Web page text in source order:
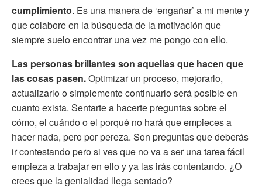
cumplimiento. Es una manera de ‘engañar’ a mi mente y
que colabore en la búsqueda de la motivación que
siempre suelo encontrar una vez me pongo con ello.
Las personas brillantes son aquellas que hacen que
las cosas pasen.Optimizar un proceso, mejorarlo,
actualizarlo o simplemente continuarlo será posible en
cuanto exista. Sentarte a hacerte preguntas sobre el
cómo, el cuándo o el porqué no hará que empieces a
hacer nada, pero por pereza. Son preguntas que deberás
ir contestando pero si ves que no va a ser una tarea fácil
empieza a trabajar en ello y ya las irás contentando. ¿O
crees que la genialidad llega sentado?